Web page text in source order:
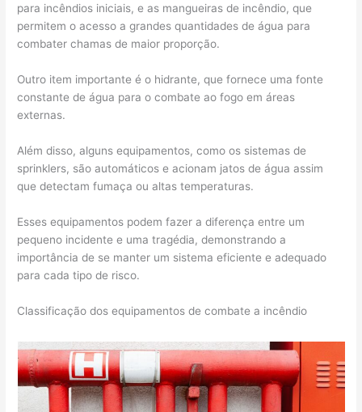
para incêndios iniciais, e as mangueiras de incêndio, que
permitem o acesso a grandes quantidades de água para
combater chamas de maior proporção.
Outro item importante é o hidrante, que fornece uma fonte
constante de água para o combate ao fogo em áreas
externas.
Além disso, alguns equipamentos, como os sistemas de
sprinklers, são automáticos e acionam jatos de água assim
que detectam fumaça ou altas temperaturas.
Esses equipamentos podem fazer a diferença entre um
pequeno incidente e uma tragédia, demonstrando a
importância de se manter um sistema eficiente e adequado
para cada tipo de risco.
Classificação dos equipamentos de combate a incêndio